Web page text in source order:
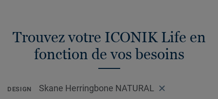
Trouvez votre ICONIK Life en
fonction de vos besoins
DESIGN Skane Herringbone NATURAL